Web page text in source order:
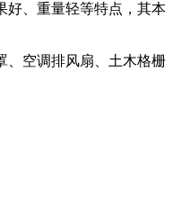
好、重量轻等特点，其本
、空调排风扇、土木格栅